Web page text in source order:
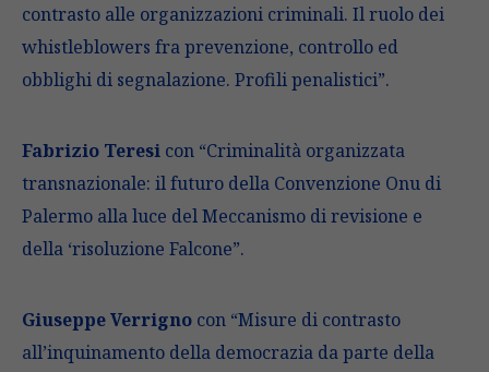
contrasto alle organizzazioni criminali. Il ruolo dei
whistleblowers fra prevenzione, controllo ed
obblighi di segnalazione. Profili penalistici”.
Fabrizio Teresi con “Criminalità organizzata
transnazionale: il futuro della Convenzione Onu di
Palermo alla luce del Meccanismo di revisione e
della ‘risoluzione Falcone”.
Giuseppe Verrigno con “Misure di contrasto
all’inquinamento della democrazia da parte della